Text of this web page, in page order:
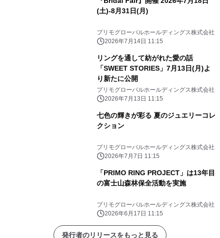
(土)-8月31日(月)
プリモグローバルホールディングス株式会社
2026年7月14日 11:15
リングを通して紡がれた愛の話
「SWEET STORIES」7月13日(月)よ
り新たに公開
プリモグローバルホールディングス株式会社
2026年7月13日 11:15
七色の輝きが彩る 夏のジュエリーコレ
クション
プリモグローバルホールディングス株式会社
2026年7月7日 11:15
「PRIMO RING PROJECT」は13年目
の富士山森林保全活動を実施
プリモグローバルホールディングス株式会社
2026年6月17日 11:15
発行者のリリースをもっと見る